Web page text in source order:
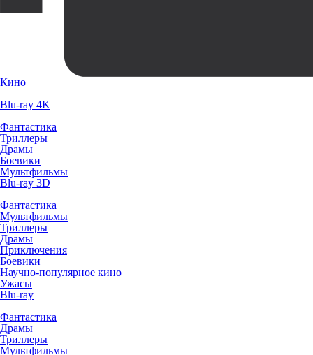
Кино
Blu-ray 4K
Фантастика
Триллеры
Драмы
Боевики
Мультфильмы
Blu-ray 3D
Фантастика
Мультфильмы
Триллеры
Драмы
Приключения
Боевики
Научно-популярное кино
Ужасы
Blu-ray
Фантастика
Драмы
Триллеры
Мультфильмы